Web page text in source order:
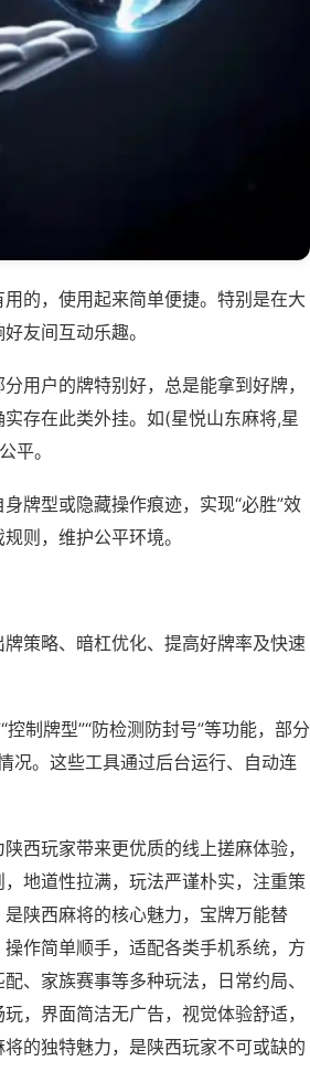
的，使用起来简单便捷。特别是在大
友间互动乐趣。
用户的牌特别好，总是能拿到好牌，
存在此类外挂。如(星悦山东麻将,星
平。
牌型或隐藏操作痕迹，实现“必胜”效
则，维护公平环境。
策略、暗杠优化、提高好牌率及快速
制牌型”“防检测防封号”等功能，部分
况。这些工具通过后台运行、自动连
西玩家带来更优质的线上搓麻体验，
地道性拉满，玩法严谨朴实，注重策
陕西麻将的核心魅力，宝牌万能替
作简单顺手，适配各类手机系统，方
、家族赛事等多种玩法，日常约局、
，界面简洁无广告，视觉体验舒适，
的独特魅力，是陕西玩家不可或缺的